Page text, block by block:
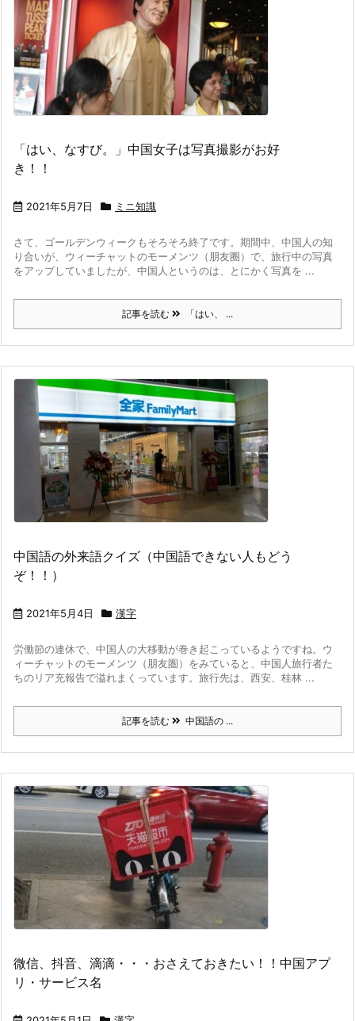
「はい、なすび。」中国女子は写真撮影がお好
き！！
2021年5月7日 ミニ知識
さて、ゴールデンウィークもそろそろ終了です。 期間中、中国人の知
り合いが、ウィーチャットのモーメンツ（朋友圈）で、旅行中の写真
をアップしていましたが、中国人というのは、とにかく写真を ...
記事を読む 「はい、 ...
中国語の外来語クイズ（中国語できない人もどう
ぞ！！）
2021年5月4日 漢字
労働節の連休で、中国人の大移動が巻き起こっているようですね。ウ
ィーチャットのモーメンツ（朋友圏）をみていると、中国人旅行者た
ちのリア充報告で溢れまくっています。 旅行先は、西安、桂林 ...
記事を読む 中国語の ...
微信、抖音、滴滴・・・おさえておきたい！！中国アプ
リ・サービス名